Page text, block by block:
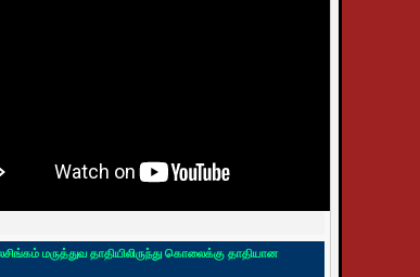
மருத்துவ தாதியிலிருந்து கொலைக்கு தாதியான